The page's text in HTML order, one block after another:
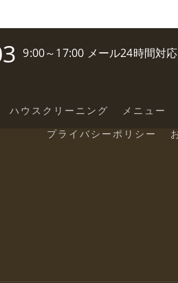
9:00～17:00 メール24時間対
ハウスクリーニング メニュー
プライバシーポリシー